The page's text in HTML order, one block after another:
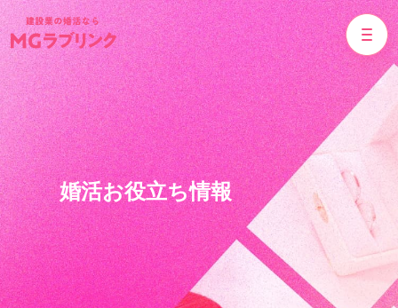
婚活お役立ち情報